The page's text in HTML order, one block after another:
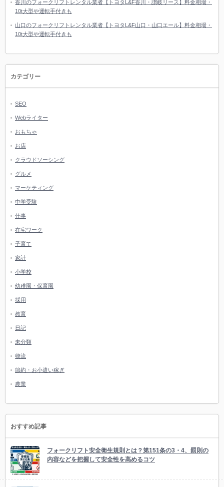
香川のフォークリフトレンタル業者【トヨタL&F香川・讃岐リース】料金相場・
10t大型や運転手付きも
山口のフォークリフトレンタル業者【トヨタL&F山口・山口エール】料金相場・
10t大型や運転手付きも
カテゴリー
SEO
Webライター
おもちゃ
お店
クラウドソーシング
グルメ
マーケティング
中学受験
仕事
在宅ワーク
子育て
家計
小学校
幼稚園・保育園
採用
教育
日記
未分類
物流
節約・お小遣い稼ぎ
農業
おすすめ記事
フォークリフト安全衛生規則とは？第151条の3・4、罰則の
内容などを把握して安全性を高めるコツ